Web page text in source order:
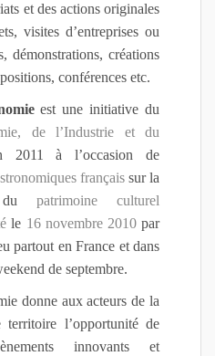
et des actions originales
visites d’entreprises ou
démonstrations, créations
conférences etc.
est une initiative du
de l’Industrie et du
2011 à l’occasion de
français sur la
du patrimoine culturel
le 16 novembre 2010par
partout en France et dans
de septembre.
donne aux acteurs de la
l’opportunité de
innovants et